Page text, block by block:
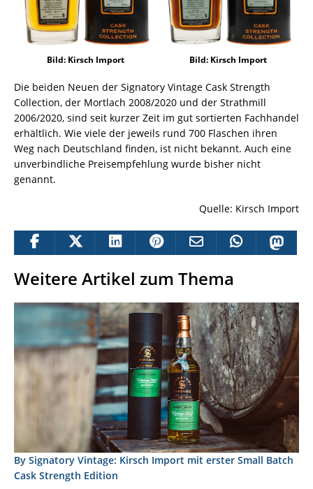
Bild: Kirsch Import Bild: Kirsch Import
Die beiden Neuen der Signatory Vintage Cask Strength
Collection, der Mortlach 2008/2020 und der Strathmill
2006/2020, sind seit kurzer Zeit im gut sortierten Fachhandel
erhältlich. Wie viele der jeweils rund 700 Flaschen ihren
Weg nach Deutschland finden, ist nicht bekannt. Auch eine
unverbindliche Preisempfehlung wurde bisher nicht
genannt.
Quelle: Kirsch Import
Weitere Artikel zum Thema
By Signatory Vintage: Kirsch Import mit erster Small Batch
Cask Strength Edition